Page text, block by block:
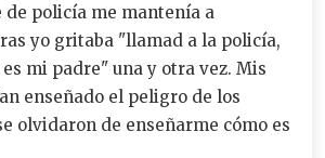
de policía me mantenía a
yo gritaba "llamad a la policía,
mi padre" una y otra vez. Mis
enseñado el peligro de los
olvidaron de enseñarme cómo es